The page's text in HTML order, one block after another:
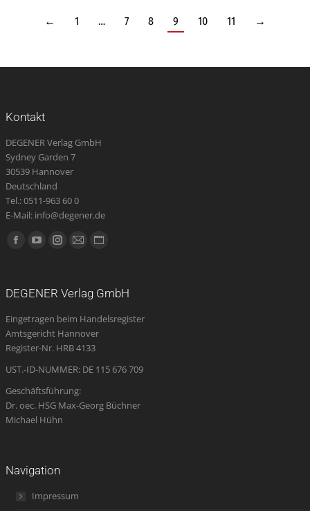
← 1 … 7 8 9 10 11 →
Kontakt
DEGENER Verlag GmbH
Sydney Garden 7
30539 Hannover
Deutschland
Tel.: 0511-963 60 0
E-Mail: info@degener.de
Finden Sie uns auf:
Facebook
new
window
YouTube
new
window
Instagram
new
window
E-
opens
in
new
Website
new
DEGENER Verlag GmbH
Eingetragen beim Handelsregister
Amtsgericht Hannover
Register-Nr. HRB 4133
UST.-ID-NUMMER: DE 115 676 709
Geschäftsführung:
Dr. oec. HSG Max-Georg Büchner
Michael Hühn
Navigation
Impressum